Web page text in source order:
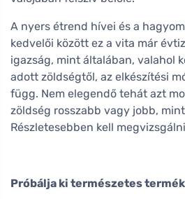
A nyers étrend hívei és a
kedvelői között ez a vita már
igazság, mint általában, valahol
adott zöldségtől, az elkészítési
függ. Nem elegendő tehát azt
zöldség rosszabb vagy jobb,
Részletesebben kell
Próbálja ki természetes